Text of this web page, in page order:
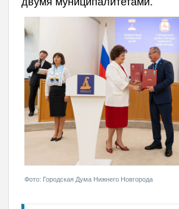
Фото: Городская Дума Нижнего Новгорода